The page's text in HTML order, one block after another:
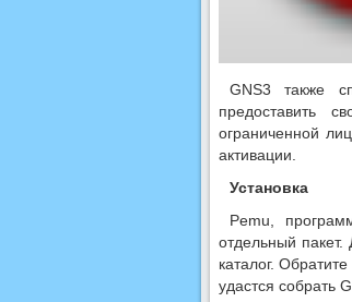
GNS3 также
предоставить
ограниченной
активации.
Установка
Pemu,
отдельный пакет.
каталог.
удастся собрать